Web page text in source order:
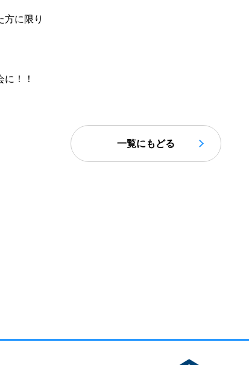
に限り
！！
一覧にもどる